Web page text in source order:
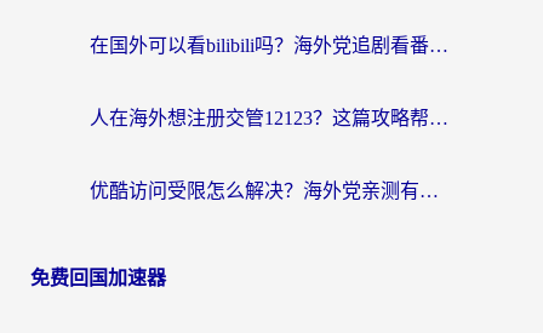
在国外可以看bilibili吗？海外党追剧看番的终极解决方案来了
人在海外想注册交管12123？这篇攻略帮你搞定（附回国加速神器）
优酷访问受限怎么解决？海外党亲测有效的回国加速方案
免费回国加速器